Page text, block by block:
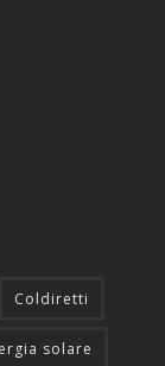
Coldiretti
solare